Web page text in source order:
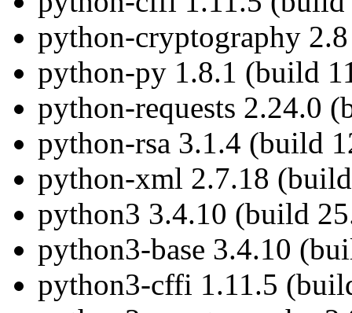
python-cryptography
python-py 1.8.1 (build
python-requests 2.24.0
python-rsa 3.1.4 (build
python-xml 2.7.18
python3 3.4.10 (build
python3-base 3.4.10
python3-cffi 1.11.5